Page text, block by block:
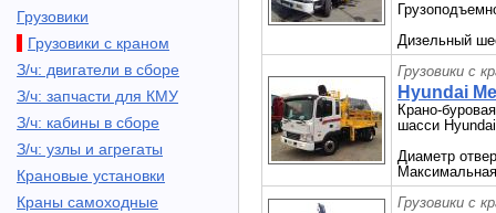
Грузовики
Грузовики с краном
З/ч: двигатели в сборе
З/ч: запчасти для КМУ
З/ч: кабины в сборе
З/ч: узлы и агрегаты
Крановые установки
Краны самоходные
Дизельный
Грузовики с
Hyundai
Крано-
шасси
Диаметр
Грузовики с